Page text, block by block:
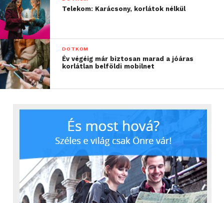
Telekom: Karácsony, korlátok nélkül
DOTKOM
Év végéig már biztosan marad a jóáras
korlátlan belföldi mobilnet